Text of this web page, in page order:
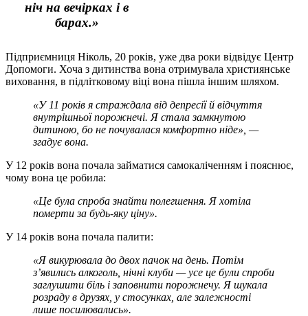
ніч на вечірках і в
барах.»
Підприємниця Ніколь, 20 років, уже два роки відвідує Центр
Допомоги. Хоча з дитинства вона отримувала християнське
виховання, в підлітковому віці вона пішла іншим шляхом.
«У 11 років я страждала від депресії й відчуття
внутрішньої порожнечі. Я стала замкнутою
дитиною, бо не почувалася комфортно ніде», —
згадує вона.
У 12 років вона почала займатися самокаліченням і пояснює,
чому вона це робила:
«Це була спроба знайти полегшення. Я хотіла
померти за будь-яку ціну».
У 14 років вона почала палити:
«Я викурювала до двох пачок на день. Потім
з’явились алкоголь, нічні клуби — усе це були спроби
заглушити біль і заповнити порожнечу. Я шукала
розраду в друзях, у стосунках, але залежності
лише посилювались».